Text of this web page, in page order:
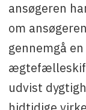
ansøgeren
om
gennemgå
udvist